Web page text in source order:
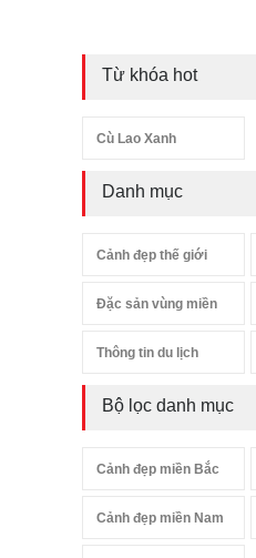
Từ khóa hot
Cù Lao Xanh
Danh mục
Cảnh đẹp thế giới
Đặc sản vùng miền
Thông tin du lịch
Bộ lọc danh mục
Cảnh đẹp miền Bắc
Cảnh đẹp miền Nam